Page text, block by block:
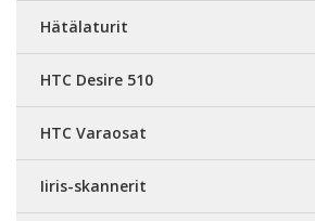
Hätälaturit
HTC Desire 510
HTC Varaosat
Iiris-skannerit